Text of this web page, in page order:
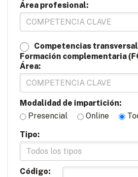
Área profesional:
Competencias
Formación complementaria
Área:
Modalidad de impartición:
Presencial
Online
Tipo:
Código: